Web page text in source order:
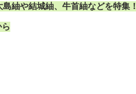
紬や結城紬、牛首紬などを特集！